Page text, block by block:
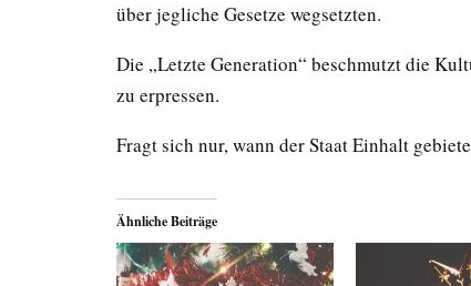
über jegliche Gesetze wegsetzten.
Die „Letzte Generation“ beschmutzt die
zu erpressen.
Fragt sich nur, wann der Staat Einhalt
Ähnliche Beiträge